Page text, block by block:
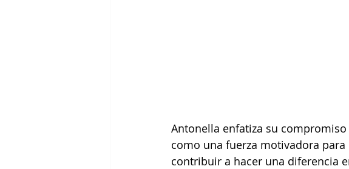
Antonella enfatiza su
como una fuerza motivadora
contribuir a hacer una diferencia